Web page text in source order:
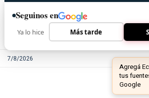
7/8/2026
Seguinos en
Ya lo hice Más tarde